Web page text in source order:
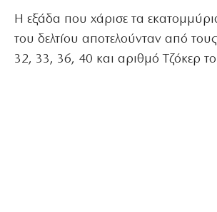
Η εξάδα που χάρισε τα
του δελτίου αποτελούνταν από
32, 33, 36, 40 και αριθμό Τζόκερ